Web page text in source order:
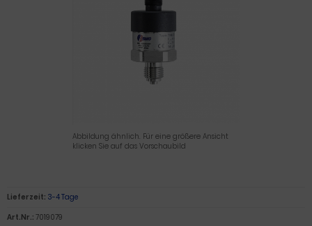
Abbildung ähnlich. Für eine größere Ansicht
klicken Sie auf das Vorschaubild
Lieferzeit: 3-4 Tage
Art.Nr.: 7019079